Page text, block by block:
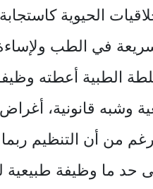
الحيوية كاستجابة
في الطب
الطبية أعطته
وشبه قانونية،
من أن التنظيم
حد ما وظيفة طبيعية